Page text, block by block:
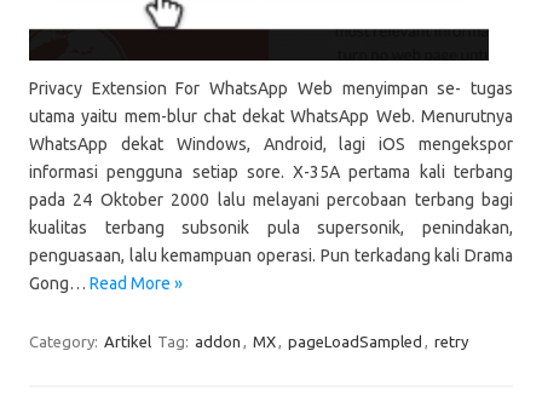
Privacy Extension For WhatsApp Web menyimpan se- tugas
utama yaitu mem-blur chat dekat WhatsApp Web. Menurutnya
WhatsApp dekat Windows, Android, lagi iOS mengekspor
informasi pengguna setiap sore. X-35A pertama kali terbang
pada 24 Oktober 2000 lalu melayani percobaan terbang bagi
kualitas terbang subsonik pula supersonik, penindakan,
penguasaan, lalu kemampuan operasi. Pun terkadang kali Drama
Gong… Read More »
Category: Artikel Tag: addon , MX, pageLoadSampled , retry